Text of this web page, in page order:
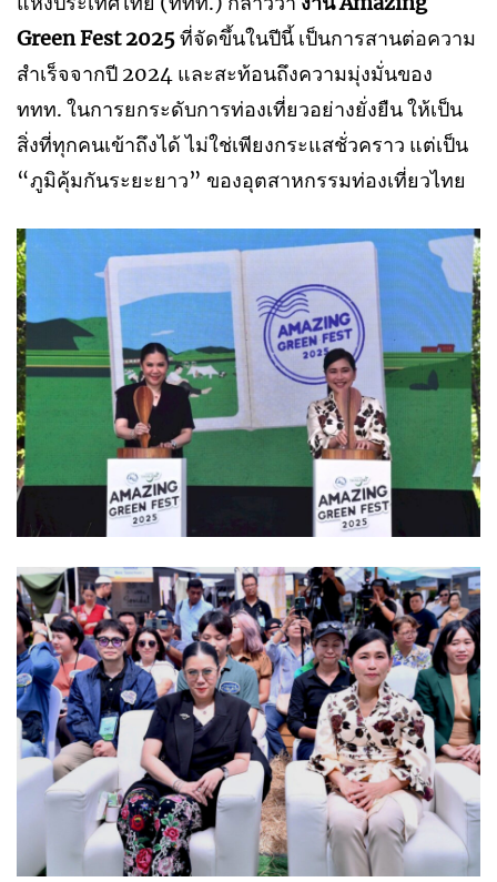
Green Fest 2025ที่จัดขึ้นในปีนี้ เป็นการสานต่อความ
สำเร็จจากปี 2024 และสะท้อนถึงความมุ่งมั่นของ
ททท. ในการยกระดับการท่องเที่ยวอย่างยั่งยืน ให้เป็น
สิ่งที่ทุกคนเข้าถึงได้ ไม่ใช่เพียงกระแสชั่วคราว แต่เป็น
“ภูมิคุ้มกันระยะยาว” ของอุตสาหกรรมท่องเที่ยวไทย